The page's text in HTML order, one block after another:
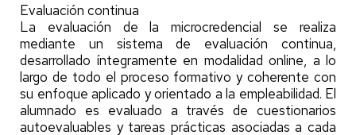
Evaluación continua
La evaluación de la microcredencial se realiza
mediante un sistema de evaluación continua,
desarrollado íntegramente en modalidad online, a lo
largo de todo el proceso formativo y coherente con
su enfoque aplicado y orientado a la empleabilidad. El
alumnado es evaluado a través de cuestionarios
autoevaluables y tareas prácticas asociadas a cada